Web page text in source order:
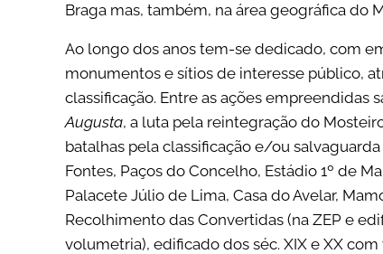
Braga mas, também, na área geográfica do
Ao longo dos anos tem-se dedicado, com
monumentos e sítios de interesse público,
classificação. Entre as ações empreendidas
Augusta, a luta pela reintegração do
batalhas pela classificação e/ou
Fontes, Paços do Concelho, Estádio 1º de
Palacete Júlio de Lima, Casa do Avelar,
Recolhimento das Convertidas (na ZEP e
volumetria), edificado dos séc. XIX e XX